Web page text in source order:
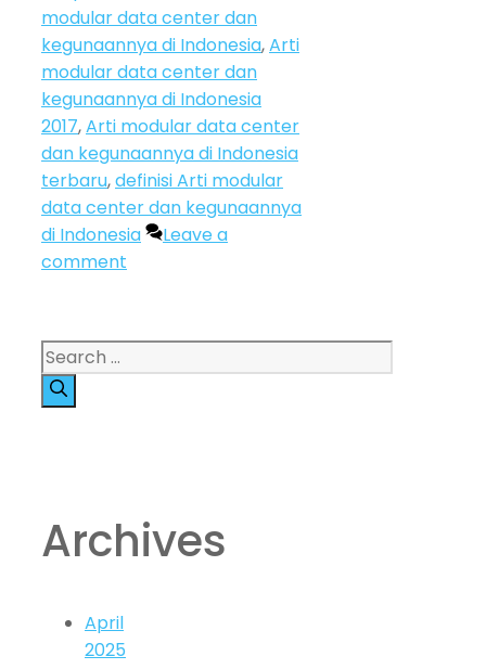
modular data center dan
kegunaannya di Indonesia,Arti
modular data center dan
kegunaannya di Indonesia
2017,Arti modular data center
dan kegunaannya di Indonesia
terbaru,definisi Arti modular
data center dan kegunaannya
di Indonesia
Leave a
comment
Search
for:
Archives
April
2025